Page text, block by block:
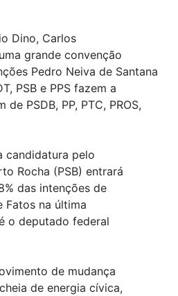
Dino, Carlos
grande convenção
Pedro Neiva de Santana
PSB e PPS fazem a
PSDB, PP, PTC, PROS,
candidatura pelo
Rocha (PSB) entrará
das intenções de
Fatos na última
o deputado federal
de mudança
de energia cívica,